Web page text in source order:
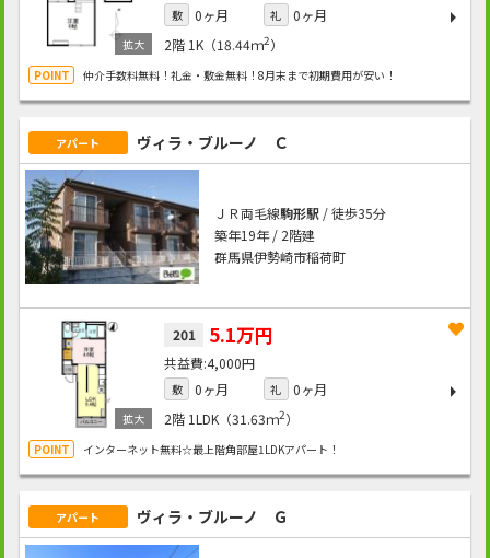
敷 0ヶ月 礼
0ヶ月
2階 1K（18.44ｍ2）
仲介手数料無料！礼金・敷金無料！8月末まで初期費用が安い！
アパート ヴィラ・ブルーノ Ｃ
ＪＲ両毛線駒形駅/ 徒歩35分
築年19年 / 2階建
群馬県伊勢崎市稲荷町
201 5.1万円
4,000円
敷 0ヶ月 礼
0ヶ月
2階 1LDK（31.63ｍ2）
インターネット無料☆最上階角部屋1LDKアパート！
アパート ヴィラ・ブルーノ Ｇ